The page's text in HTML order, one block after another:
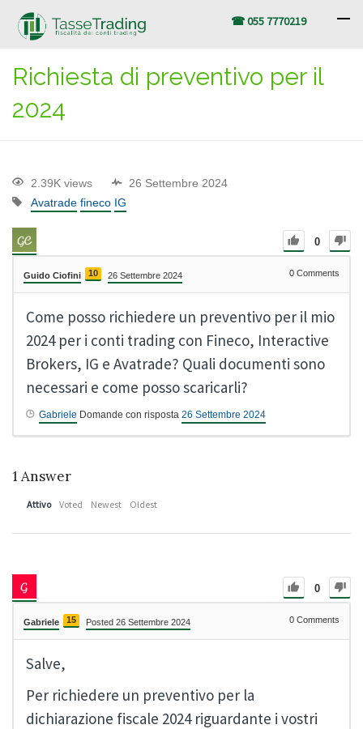
☎ 055 7770219
Richiesta di preventivo per il
2024
2.39K views
26 Settembre 2024
Avatrade fineco IG
0
Guido Ciofini 10 26 Settembre 2024 0 Comments
Come posso richiedere un preventivo per il mio
2024 per i conti trading con Fineco, Interactive
Brokers, IG e Avatrade? Quali documenti sono
necessari e come posso scaricarli?
Gabriele Domande con risposta 26 Settembre 2024
1 Answer
Attivo Voted Newest Oldest
0
Gabriele 15 Posted 26 Settembre 2024 0 Comments
Salve,
Per richiedere un preventivo per la
dichiarazione fiscale 2024 riguardante i vostri